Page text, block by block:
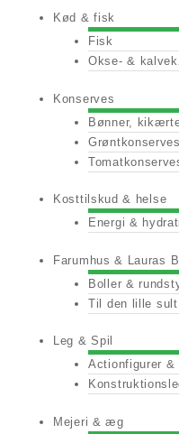
Kød & fisk
Fisk
Okse- &
Konserves
Bønner,
Grøntkonserves
Kosttilskud & helse
Energi &
Farumhus & Lauras
Boller &
Til den lille sult
Leg & Spil
Actionfigurer &
Mejeri & æg